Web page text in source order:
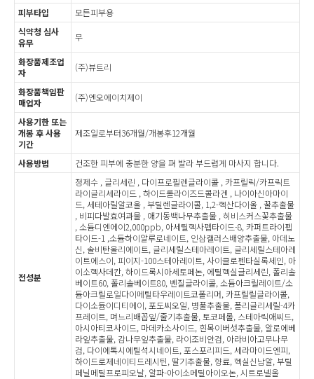
피부타입
모든피부용
식약청 심사
유무
무
화장품제조업
자
(주)뷰트리
화장품책임판
매업자
(주)엔오에이치제이
사용기한 또는
개봉 후 사용
기간
제조일로부터36개월/개봉후12개월
사용방법 건조한 피부에 충분한 양을 펴 발라 부드럽게 마사지 합니다.
전성분
정제수 , 글리세린 , 다이프로필렌글라이콜 , 카프릴릭/카프릭트
라이글리세라이드 , 하이드롤라이즈드콜라겐 , 나이아신아마이
드, 세테아릴알코올 , 부틸렌글라이콜, 1,2-헥산다이올 , 꿀추출물
, 비피다발효여과물 , 애기동백나무추출물 , 히비스커스꽃추출물
, 소듐디엔에이2,000ppb, 아세틸헥사펩타이드-8, 카퍼트라이펩
타이드-1 ,소듐하이알루로네이트, 인삼캘러스배양추출물, 아데노
신, 솔비탄올리에이트, 글리세릴스테아레이트, 글리세릴스테아레
이트에스이, 피이지-100스테아레이트, 사이클로펜타실록세인, 아
이소헥사데칸, 하이드록시아세토페논, 에틸헥실글리세린, 폴리솔
베이트60, 폴리솔베이트80, 벤질글라이콜, 소듐아크릴레이트/소
듐아크릴로일다이메틸타우레이트코폴리머, 카프릴릴글라이콜,
다이소듐이디티에이, 포도씨오일, 병풀추출물, 폴리글리세릴-4카
프레이트, 며느리배꼽잎/줄기추출물, 토코페롤, 스테아릭애씨드,
아시아티코사이드, 마데카소사이드, 흰목이버섯추출물, 알로에베
라잎추출물, 감나무잎추출물, 라이조비안검, 아라비아고무나무
검, 다이에톡시에틸석시네이트, 포스포리피드, 세라마이드엔피,
하이드로제네이티드레시틴, 딸기추출물, 향료, 헥실신남알, 부틸
페닐메틸프로피오날, 알파-아이소메틸아이오논, 시트로넬올